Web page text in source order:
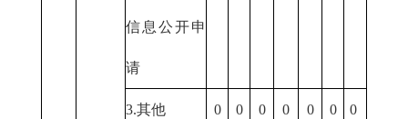
信息公开申
请
3.其他 0 0 0 0 0 0 0